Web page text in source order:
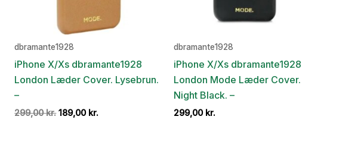
dbramante1928
iPhone X/Xs dbramante1928
London Læder Cover. Lysebrun.
–
299,00kr. Den
189,00 kr.
dbramante1928
iPhone X/Xs dbramante1928
London Mode Læder Cover.
Night Black. –
299,00 kr.